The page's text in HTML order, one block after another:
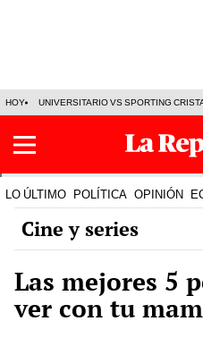
HOY UNIVERSITARIO VS SPORTING
LO ÚLTIMO POLÍTICA OPINIÓN
Cine y series
Las mejores 5
ver con tu